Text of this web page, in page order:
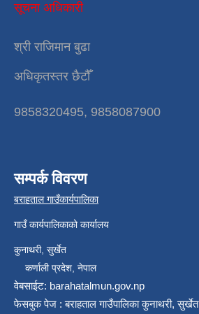
सूचना अधिकारी
श्री राजिमान बुढा
अधिकृतस्तर छैटौँ
9858320495, 9858087900
सम्पर्क विवरण
बराहताल गाउँकार्यपालिका
गाउँ कार्यपालिकाको कार्यालय
कुनाथरी, सुर्खेत
कर्णाली प्रदेश, नेपाल
वेबसाईट: barahatalmun.gov.np
फेसबुक पेज : बराहताल गाउँपालिका कुनाथरी, सुर्खेत